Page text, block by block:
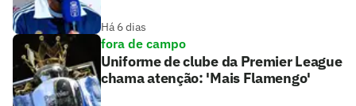
Há 6 dias
fora de campo
Uniforme de clube da Premier League
chama atenção: 'Mais Flamengo'